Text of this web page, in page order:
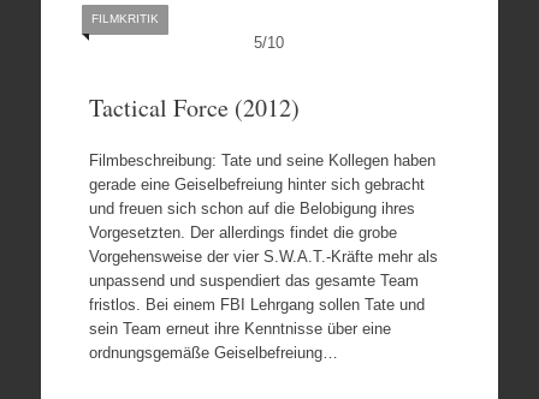
5/10
FILMKRITIK
Tactical Force (2012)
Filmbeschreibung: Tate und seine Kollegen haben
gerade eine Geiselbefreiung hinter sich gebracht
und freuen sich schon auf die Belobigung ihres
Vorgesetzten. Der allerdings findet die grobe
Vorgehensweise der vier S.W.A.T.-Kräfte mehr als
unpassend und suspendiert das gesamte Team
fristlos. Bei einem FBI Lehrgang sollen Tate und
sein Team erneut ihre Kenntnisse über eine
ordnungsgemäße Geiselbefreiung…